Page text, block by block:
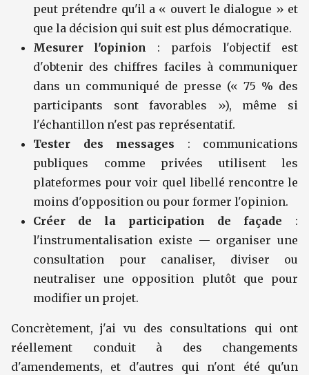
peut prétendre qu'il a « ouvert le dialogue » et
que la décision qui suit est plus démocratique.
Mesurer l'opinion : parfois l'objectif est
d'obtenir des chiffres faciles à communiquer
dans un communiqué de presse (« 75 % des
participants sont favorables »), même si
l'échantillon n'est pas représentatif.
Tester des messages : communications
publiques comme privées utilisent les
plateformes pour voir quel libellé rencontre le
moins d'opposition ou pour former l'opinion.
Créer de la participation de façade :
l'instrumentalisation existe — organiser une
consultation pour canaliser, diviser ou
neutraliser une opposition plutôt que pour
modifier un projet.
Concrètement, j'ai vu des consultations qui ont
réellement conduit à des changements
d'amendements, et d'autres qui n'ont été qu'un